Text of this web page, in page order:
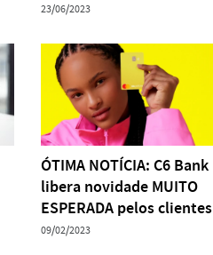
23/06/2023
ÓTIMA NOTÍCIA: C6 Bank
libera novidade MUITO
ESPERADA pelos clientes
09/02/2023